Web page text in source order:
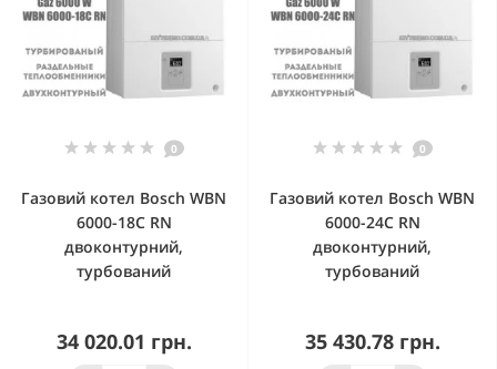
0
Газовий котел Bosch WBN
6000-18C RN
двоконтурний,
турбований
34 020.01 грн.
0
Газовий котел Bosch WBN
6000-24C RN
двоконтурний,
турбований
35 430.78 грн.